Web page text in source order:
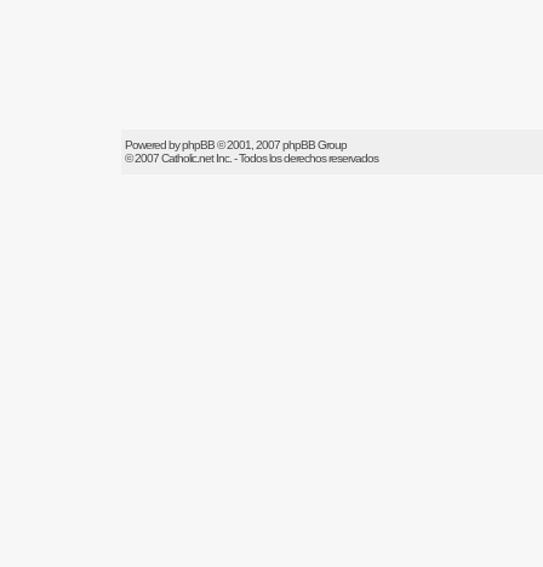
Powered byphpBB© 2001, 2007 phpBB Group
© 2007Catholic.netInc. - Todos los derechos reservados